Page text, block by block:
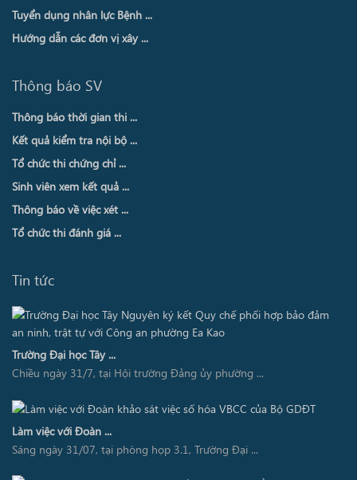
Tuyển dụng nhân lực Bệnh ...
Hướng dẫn các đơn vị xây ...
Thông báo SV
Thông báo thời gian thi ...
Kết quả kiểm tra nội bộ ...
Tổ chức thi chứng chỉ ...
Sinh viên xem kết quả ...
Thông báo về việc xét ...
Tổ chức thi đánh giá ...
Tin tức
Trường Đại học Tây ...
Chiều ngày 31/7, tại Hội trường Đảng ủy phường ...
Làm việc với Đoàn ...
Sáng ngày 31/07, tại phòng họp 3.1, Trường Đại ...